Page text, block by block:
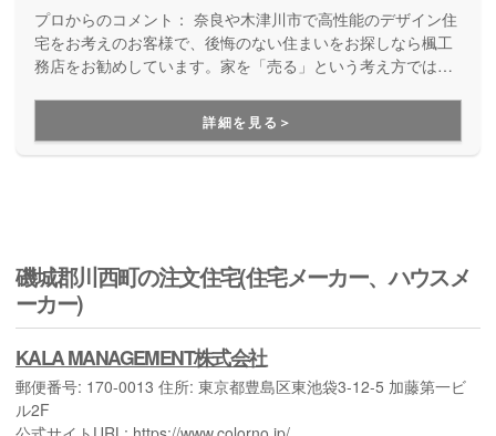
プロからのコメント： 奈良や木津川市で高性能のデザイン住
宅をお考えのお客様で、後悔のない住まいをお探しなら楓工
務店をお勧めしています。家を「売る」という考え方ではな
務店です。安心できるお打ち合わせ、快適な住まい、高いデ
ザイン性、充実の保証を両立できます。
詳細を見る＞
磯城郡川西町の注文住宅(住宅メーカー、ハウスメ
ーカー)
KALA MANAGEMENT株式会社
郵便番号: 170-0013 住所: 東京都豊島区東池袋3-12-5 加藤第一ビ
ル2F